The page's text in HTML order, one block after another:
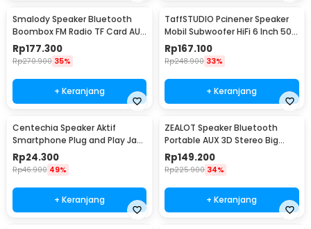
Smalody Speaker Bluetooth
Boombox FM Radio TF Card AUX
USB 1200mAh 10W - SL-10
Rp177.300
Rp270.900 35%
+ Keranjang
TaffSTUDIO Pcinener Speaker
Mobil Subwoofer HiFi 6 Inch 500
W 2 PCS - TS-1672
Rp167.100
Rp248.900 33%
+ Keranjang
Centechia Speaker Aktif
Smartphone Plug and Play Jack
3.5mm AUX - DN828
Rp24.300
Rp46.900 49%
+ Keranjang
ZEALOT Speaker Bluetooth
Portable AUX 3D Stereo Big
Bass Subwoofer 5W - S32
Rp149.200
Rp225.900 34%
+ Keranjang